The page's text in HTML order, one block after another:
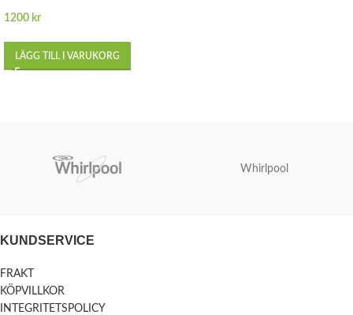
1200 kr
LÄGG TILL I VARUKORG
Whirlpool
KUNDSERVICE
FRAKT
KÖPVILLKOR
INTEGRITETSPOLICY